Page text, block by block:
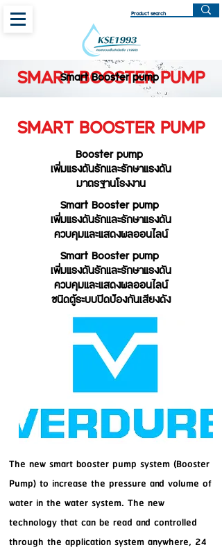
SMART BOOSTER PUMP
Smart Booster pump
SMART BOOSTER PUMP
Booster pump
เพิ่มแรงดันรักและรักษาแรงดัน
มาตรฐานโรงงาน
Smart Booster pump
เพิ่มแรงดันรักและรักษาแรงดัน
ควบคุมและแสดงผลออนไลน์
Smart Booster pump
เพิ่มแรงดันรักและรักษาแรงดัน
ควบคุมและแสดงผลออนไลน์
ชนิดตู้ระบบปิดป้องกันเสียงดัง
The new smart booster pump system (Booster
Pump) to increase the pressure and volume of
water in the water system. The new
technology that can be read and controlled
through the application system anywhere, 24